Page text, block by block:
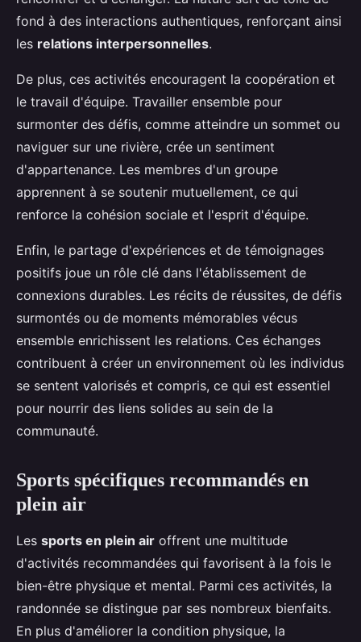
fond à des interactions authentiques, renforçant ainsi
les relations interpersonnelles.
De plus, ces activités encouragent la coopération et
le travail d'équipe. Travailler ensemble pour
surmonter des défis, comme atteindre un sommet ou
naviguer sur une rivière, crée un sentiment
d'appartenance. Les membres d'un groupe
apprennent à se soutenir mutuellement, ce qui
renforce la cohésion sociale et l'esprit d'équipe.
Enfin, le partage d'expériences et de témoignages
positifs joue un rôle clé dans l'établissement de
connexions durables. Les récits de réussites, de défis
surmontés ou de moments mémorables vécus
ensemble enrichissent les relations. Ces échanges
contribuent à créer un environnement où les individus
se sentent valorisés et compris, ce qui est essentiel
pour nourrir des liens solides au sein de la
communauté.
Sports spécifiques recommandés en
plein air
Les sports en plein air offrent une multitude
d'activités recommandées qui favorisent à la fois le
bien-être physique et mental. Parmi ces activités, la
randonnée se distingue par ses nombreux bienfaits.
En plus d'améliorer la condition physique, la